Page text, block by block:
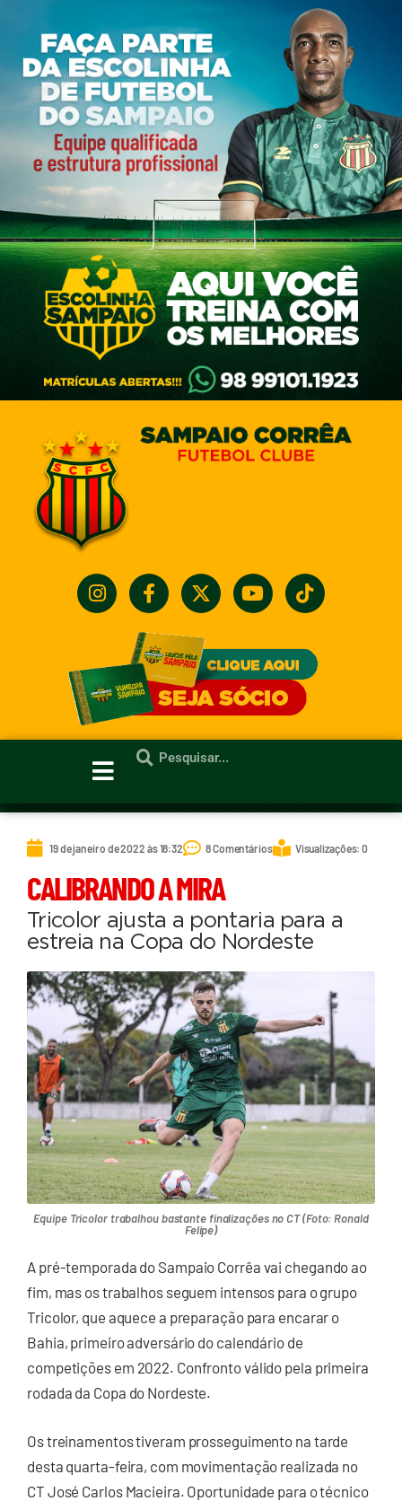
19 de janeiro de 2022 às 18:32 8 Comentários Visualizações: 0
CALIBRANDO A MIRA
Tricolor ajusta a pontaria para a
estreia na Copa do Nordeste
Equipe Tricolor trabalhou bastante finalizações no CT (Foto: Ronald
Felipe)
A pré-temporada do Sampaio Corrêa vai chegando ao
fim, mas os trabalhos seguem intensos para o grupo
Tricolor, que aquece a preparação para encarar o
Bahia, primeiro adversário do calendário de
competições em 2022. Confronto válido pela primeira
rodada da Copa do Nordeste.
Os treinamentos tiveram prosseguimento na tarde
desta quarta-feira, com movimentação realizada no
CT José Carlos Macieira. Oportunidade para o técnico